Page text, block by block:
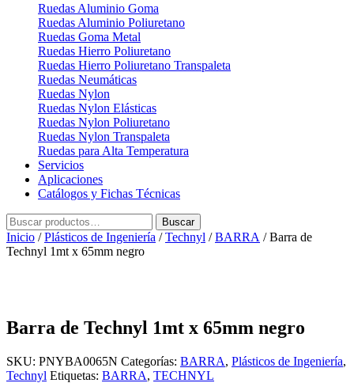
Ruedas Aluminio Goma
Ruedas Aluminio Poliuretano
Ruedas Goma Metal
Ruedas Hierro Poliuretano
Ruedas Hierro Poliuretano Transpaleta
Ruedas Neumáticas
Ruedas Nylon
Ruedas Nylon Elásticas
Ruedas Nylon Poliuretano
Ruedas Nylon Transpaleta
Ruedas para Alta Temperatura
Servicios
Aplicaciones
Catálogos y Fichas Técnicas
Buscar
por:
Buscar
Inicio /Plásticos de Ingeniería /Technyl /BARRA / Barra de
Technyl 1mt x 65mm negro
Barra de Technyl 1mt x 65mm negro
SKU: PNYBA0065N Categorías: BARRA, Plásticos de Ingeniería,
Technyl Etiquetas: BARRA, TECHNYL